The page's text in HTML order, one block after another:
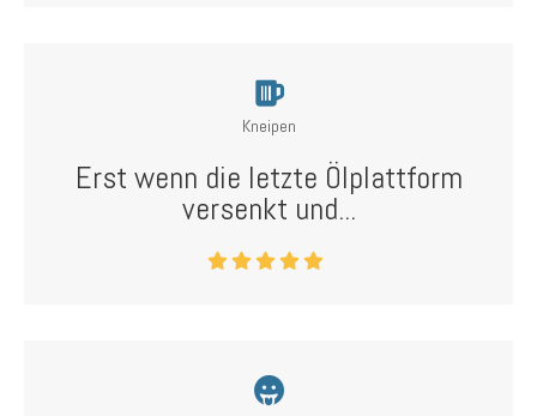
Kneipen
Erst wenn die letzte Ölplattform
versenkt und...